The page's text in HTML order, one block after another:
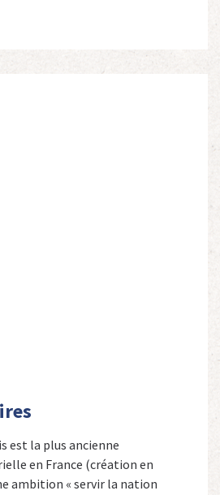
est la plus ancienne
en France (création en
ambition « servir la nation